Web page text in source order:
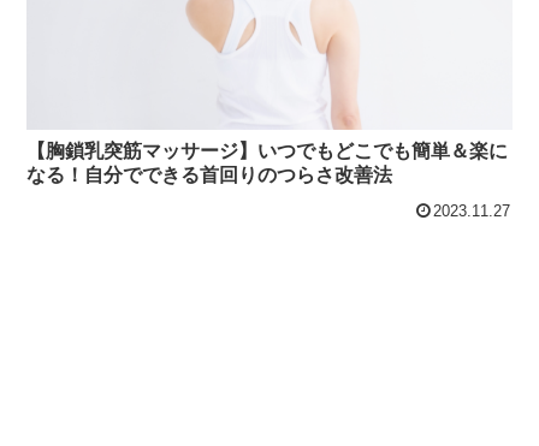
【胸鎖乳突筋マッサージ】いつでもどこでも簡単＆楽に
なる！自分でできる首回りのつらさ改善法
2023.11.27